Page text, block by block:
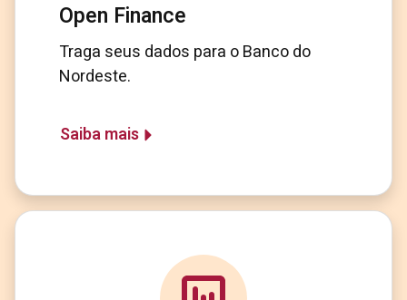
Open Finance
Traga seus dados para o Banco do
Nordeste.
Saiba mais